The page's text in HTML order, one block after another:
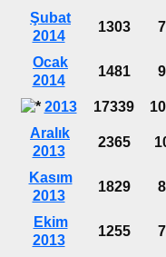
Şubat
2014
1303
Ocak
2014
1481
2013 17339
Aralık
2013
2365
Kasım
2013
1829
Ekim
2013
1255